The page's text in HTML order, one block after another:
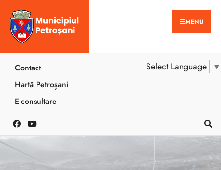
MENU
Select Language ▼
Contact
Hartă Petroșani
E-consultare